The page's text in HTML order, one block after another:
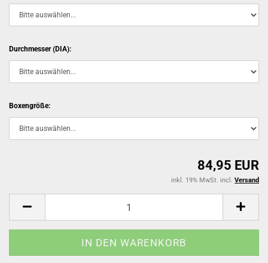
Durchmesser (DIA):
Boxengröße:
84,95 EUR
inkl. 19% MwSt. incl. Versand